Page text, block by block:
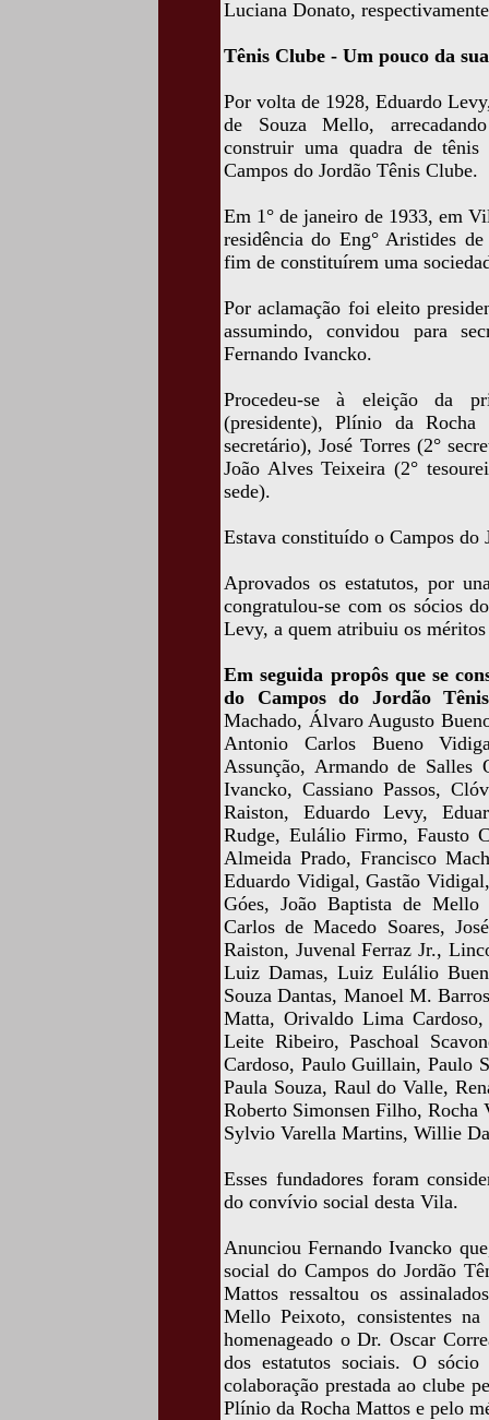
Luciana Donato,
Tênis Clube - Um pouco da
Por volta de 1928, Eduardo
de Souza Mello,
construir uma quadra de
Campos do Jordão Tênis Clube.
Em 1° de janeiro de 1933, em
residência do Eng° Aristides
fim de constituírem uma
Por aclamação foi eleito
assumindo, convidou para
Fernando Ivancko.
Procedeu-se à eleição da
(presidente), Plínio da
secretário), José Torres (2°
João Alves Teixeira (2°
sede).
Estava constituído o Campos do
Aprovados os estatutos, por
congratulou-se com os sócios
Levy, a quem atribuiu os
Em seguida propôs que se
do Campos do Jordão
Machado, Álvaro Augusto
Antonio Carlos Bueno
Assunção, Armando de
Ivancko, Cassiano Passos,
Raiston, Eduardo Levy,
Rudge, Eulálio Firmo, Fausto
Almeida Prado, Francisco
Eduardo Vidigal, Gastão
Góes, João Baptista de
Carlos de Macedo Soares,
Raiston, Juvenal Ferraz Jr.,
Luiz Damas, Luiz Eulálio
Souza Dantas, Manoel M.
Matta, Orivaldo Lima
Leite Ribeiro, Paschoal
Cardoso, Paulo Guillain, Paulo
Paula Souza, Raul do Valle,
Roberto Simonsen Filho,
Sylvio Varella Martins, Willie
Esses fundadores foram
do convívio social desta Vila.
Anunciou Fernando Ivancko
social do Campos do Jordão
Mattos ressaltou os
Mello Peixoto, consistentes
homenageado o Dr. Oscar
dos estatutos sociais. O
colaboração prestada ao clube
Plínio da Rocha Mattos e pelo